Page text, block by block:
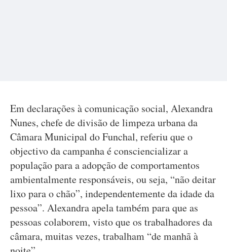
Em declarações à comunicação social, Alexandra
Nunes, chefe de divisão de limpeza urbana da
Câmara Municipal do Funchal, referiu que o
objectivo da campanha é consciencializar a
população para a adopção de comportamentos
ambientalmente responsáveis, ou seja, “não deitar
lixo para o chão”, independentemente da idade da
pessoa”. Alexandra apela também para que as
pessoas colaborem, visto que os trabalhadores da
câmara, muitas vezes, trabalham “de manhã à